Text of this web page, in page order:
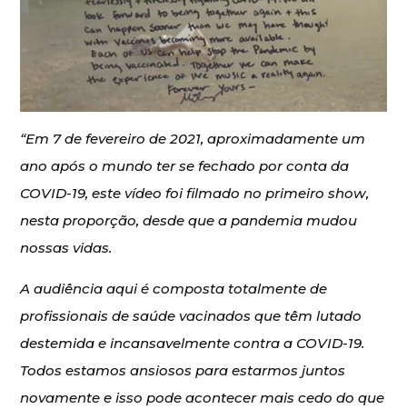
“Em 7 de fevereiro de 2021, aproximadamente um
ano após o mundo ter se fechado por conta da
COVID-19, este vídeo foi filmado no primeiro show,
nesta proporção, desde que a pandemia mudou
nossas vidas.
A audiência aqui é composta totalmente de
profissionais de saúde vacinados que têm lutado
destemida e incansavelmente contra a COVID-19.
Todos estamos ansiosos para estarmos juntos
novamente e isso pode acontecer mais cedo do que